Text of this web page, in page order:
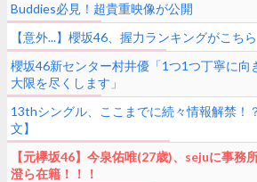
Buddies必見！超貴重映像が公開
【意外...】櫻坂46、握力ランキングがこちら
櫻坂46新センター村井優「1つ1つ丁寧に向
大限を尽くします」
13thシングル、ここまでに続々情報解禁！
文】
【元欅坂46】今泉佑唯(27歳)、sejuに事務
澄ら在籍！！！